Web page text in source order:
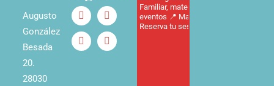
Augusto
González
Besada
20.
28030
Familiar, maternidad, adultos y
eventos 📍 Madrid 📞625466901
Reserva tu sesión aquí ⬇️